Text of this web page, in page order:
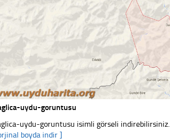
uydu-goruntusu
uydu-goruntusu isimli görseli indirebilirsiniz.
boyda indir ]